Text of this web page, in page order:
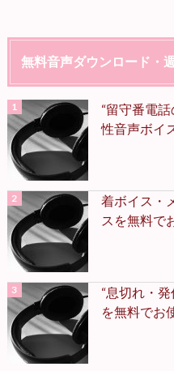
無料音声ダウンロード・
“留守番電
性音声ボイ
着ボイス・
スを無料で
“息切れ・
を無料でお